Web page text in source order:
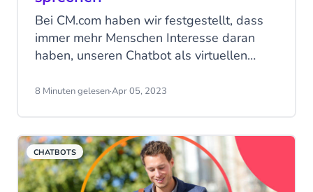
Bei CM.com haben wir festgestellt, dass
immer mehr Menschen Interesse daran
haben, unseren Chatbot als virtuellen
eCommerce-Praktiken zu optimieren und
wir auch festgestellt, dass der eine oder
andere Kunde unsicher ist, ob er dafür
seine aktuellen Systeme ersetzen sollte.
8 Minuten gelesen·Apr 05, 2023
CHATBOTS